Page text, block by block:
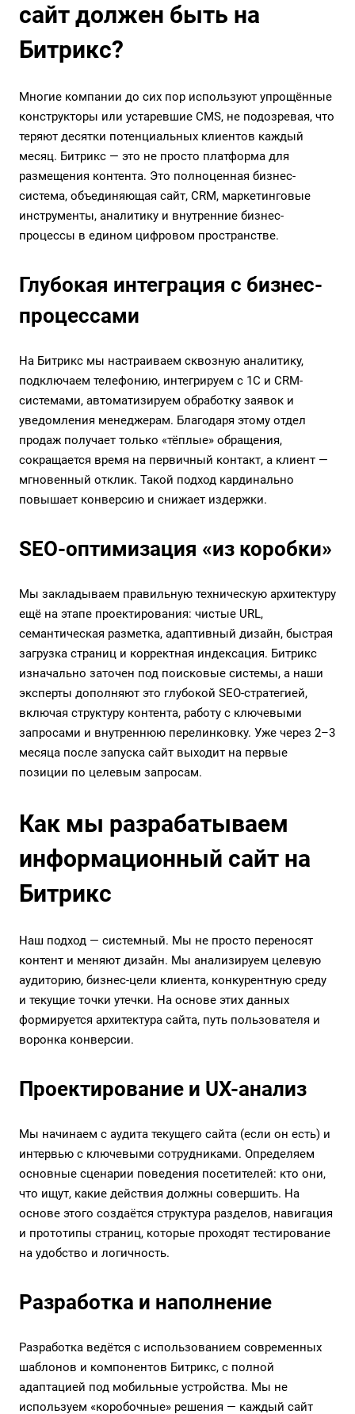
сайт должен быть на
Битрикс?
Многие компании до сих пор используют упрощённые
конструкторы или устаревшие CMS, не подозревая, что
теряют десятки потенциальных клиентов каждый
месяц. Битрикс — это не просто платформа для
размещения контента. Это полноценная бизнес-
система, объединяющая сайт, CRM, маркетинговые
инструменты, аналитику и внутренние бизнес-
процессы в едином цифровом пространстве.
Глубокая интеграция с бизнес-
процессами
На Битрикс мы настраиваем сквозную аналитику,
подключаем телефонию, интегрируем с 1С и CRM-
системами, автоматизируем обработку заявок и
уведомления менеджерам. Благодаря этому отдел
продаж получает только «тёплые» обращения,
сокращается время на первичный контакт, а клиент —
мгновенный отклик. Такой подход кардинально
повышает конверсию и снижает издержки.
SEO-оптимизация «из коробки»
Мы закладываем правильную техническую архитектуру
ещё на этапе проектирования: чистые URL,
семантическая разметка, адаптивный дизайн, быстрая
загрузка страниц и корректная индексация. Битрикс
изначально заточен под поисковые системы, а наши
эксперты дополняют это глубокой SEO-стратегией,
включая структуру контента, работу с ключевыми
запросами и внутреннюю перелинковку. Уже через 2–3
месяца после запуска сайт выходит на первые
позиции по целевым запросам.
Как мы разрабатываем
информационный сайт на
Битрикс
Наш подход — системный. Мы не просто переносят
контент и меняют дизайн. Мы анализируем целевую
аудиторию, бизнес-цели клиента, конкурентную среду
и текущие точки утечки. На основе этих данных
формируется архитектура сайта, путь пользователя и
воронка конверсии.
Проектирование и UX-анализ
Мы начинаем с аудита текущего сайта (если он есть) и
интервью с ключевыми сотрудниками. Определяем
основные сценарии поведения посетителей: кто они,
что ищут, какие действия должны совершить. На
основе этого создаётся структура разделов, навигация
и прототипы страниц, которые проходят тестирование
на удобство и логичность.
Разработка и наполнение
Разработка ведётся с использованием современных
шаблонов и компонентов Битрикс, с полной
адаптацией под мобильные устройства. Мы не
используем «коробочные» решения — каждый сайт